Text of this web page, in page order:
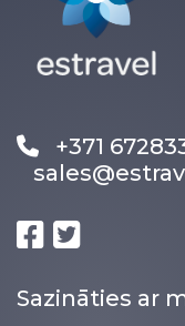
+371
Sazināties ar